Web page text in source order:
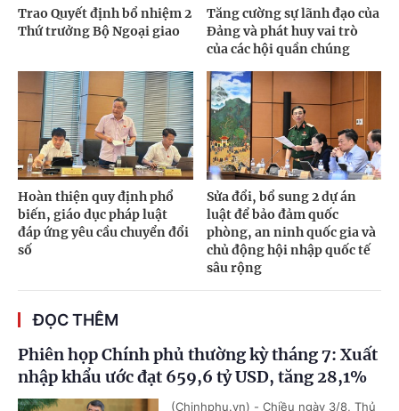
Trao Quyết định bổ nhiệm 2
Thứ trưởng Bộ Ngoại giao
Tăng cường sự lãnh đạo của
Đảng và phát huy vai trò
của các hội quần chúng
Hoàn thiện quy định phổ
biến, giáo dục pháp luật
đáp ứng yêu cầu chuyển đổi
số
Sửa đổi, bổ sung 2 dự án
luật để bảo đảm quốc
phòng, an ninh quốc gia và
chủ động hội nhập quốc tế
sâu rộng
ĐỌC THÊM
Phiên họp Chính phủ thường kỳ tháng 7: Xuất
nhập khẩu ước đạt 659,6 tỷ USD, tăng 28,1%
(Chinhphu.vn) - Chiều ngày 3/8, Thủ